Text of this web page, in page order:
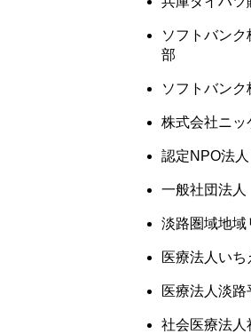
ソフトバン
部
ソフトバン
株式会社ニ
認定NPO法
一般社団法
淡路圏域地域
医療法人い
医療法人淡
社会医療法